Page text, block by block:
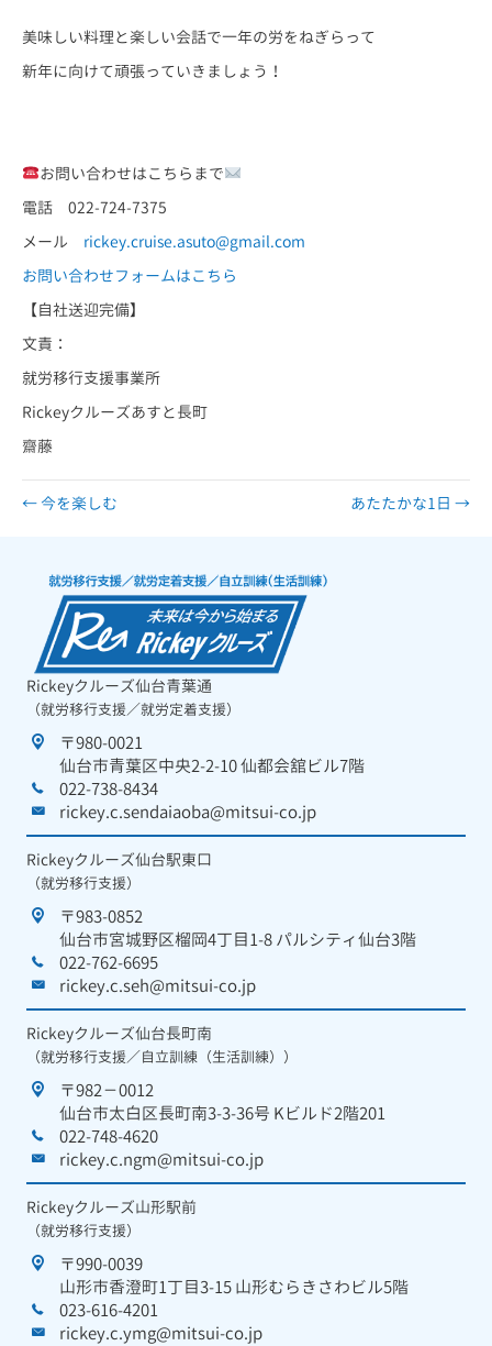
美味しい料理と楽しい会話で一年の労をねぎらって
新年に向けて頑張っていきましょう！
お問い合わせはこちらまで
電話 022-724-7375
メール rickey.cruise.asuto@gmail.com
お問い合わせフォームはこちら
【自社送迎完備】
文責：
就労移行支援事業所
Rickeyクルーズあすと長町
齋藤
← 今を楽しむ あたたかな1日 →
Rickeyクルーズ仙台青葉通
（就労移行支援／就労定着支援）
〒980-0021
仙台市青葉区中央2-2-10 仙都会舘ビル7階
022-738-8434
rickey.c.sendaiaoba@mitsui-co.jp
Rickeyクルーズ仙台駅東口
（就労移行支援）
〒983-0852
仙台市宮城野区榴岡4丁目1-8 パルシティ仙台3階
022-762-6695
rickey.c.seh@mitsui-co.jp
Rickeyクルーズ仙台長町南
（就労移行支援／自立訓練（生活訓練））
〒982－0012
仙台市太白区長町南3-3-36号 Kビルド2階201
022-748-4620
rickey.c.ngm@mitsui-co.jp
Rickeyクルーズ山形駅前
（就労移行支援）
〒990-0039
山形市香澄町1丁目3-15 山形むらきさわビル5階
023-616-4201
rickey.c.ymg@mitsui-co.jp